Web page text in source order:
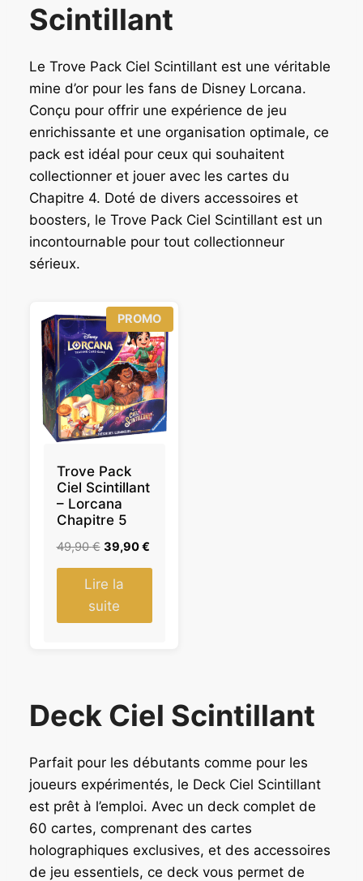
Scintillant
Le Trove Pack Ciel Scintillant est une véritable
mine d’or pour les fans de Disney Lorcana.
Conçu pour offrir une expérience de jeu
enrichissante et une organisation optimale, ce
pack est idéal pour ceux qui souhaitent
collectionner et jouer avec les cartes du
Chapitre 4. Doté de divers accessoires et
boosters, le Trove Pack Ciel Scintillant est un
incontournable pour tout collectionneur
sérieux.
PROMOP
R
O
D
U
I
T
E
N
Trove Pack
Ciel Scintillant
– Lorcana
Chapitre 5
49,90€ L
e
p
r
i
l
é
t
a
i
t
39,90€L
e
i
u
e
s
t
:
Lire la
suite
Deck Ciel Scintillant
Parfait pour les débutants comme pour les
joueurs expérimentés, le Deck Ciel Scintillant
est prêt à l’emploi. Avec un deck complet de
60 cartes, comprenant des cartes
holographiques exclusives, et des accessoires
de jeu essentiels, ce deck vous permet de